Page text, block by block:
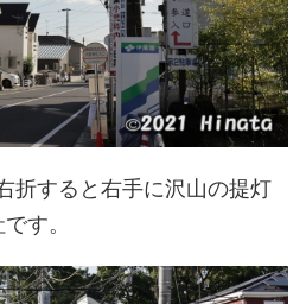
折すると右手に沢山の提灯
す。